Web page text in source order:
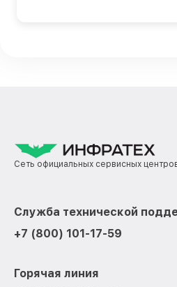
Сеть официальных сервисных
Служба технической
+7 (800) 101-17-59
Горячая линия